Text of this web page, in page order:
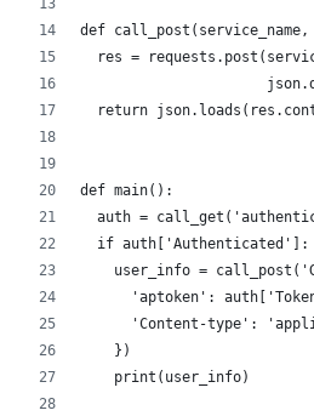
def
res =
return
def main():
auth =
  if auth['Authenticated']:
user_info =
'aptoken':
'Content-type':
    })
    print(user_info)